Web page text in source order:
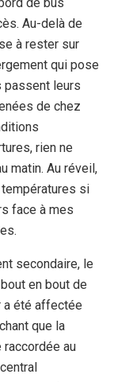
Au-delà de
à rester sur
qui pose
passent leurs
de chez
rien ne
matin. Au réveil,
si
face à mes
secondaire, le
en bout de
a été affectée
que la
raccordée au